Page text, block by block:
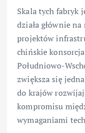
Skala tych fabryk
działa głównie
projektów
chińskie
Południowo-
zwiększa się
do krajów
kompromisu
wymaganiami